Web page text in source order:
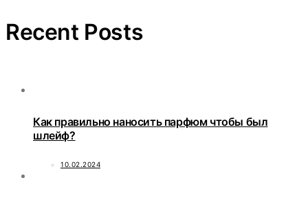
Recent Posts
Как правильно наносить парфюм чтобы был
шлейф?
10.02.2024